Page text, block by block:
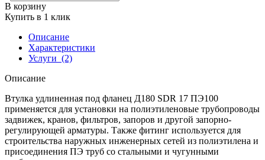
В корзину
Купить в 1 клик
Описание
Характеристики
Услуги (2)
Описание
Втулка удлиненная под фланец Д180 SDR 17 ПЭ100
применяется для установки на полиэтиленовые трубопроводы
задвижек, кранов, фильтров, запоров и другой запорно-
регулирующей арматуры. Также фитинг используется для
строительства наружных инженерных сетей из полиэтилена и
присоединения ПЭ труб со стальными и чугунными